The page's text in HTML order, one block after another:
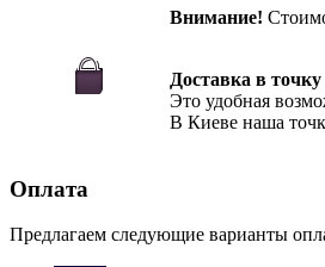
Внимание!
Доставка в
Это удобная
В Киеве наша
Оплата
Предлагаем следующие варианты